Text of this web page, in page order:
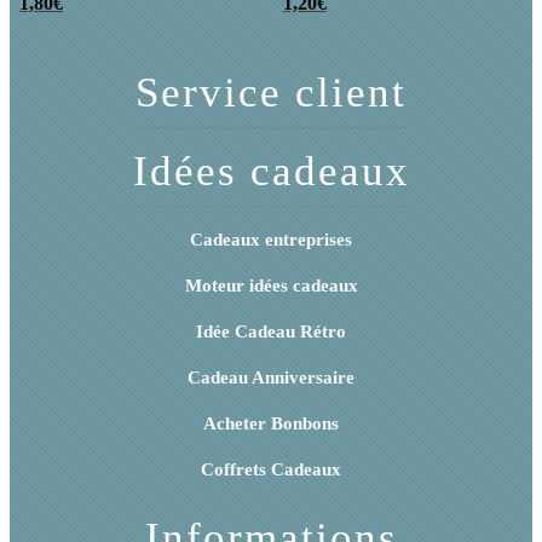
poudre (x20)
x 3
Service client
Idées cadeaux
Cadeaux entreprises
Moteur idées cadeaux
Idée Cadeau Rétro
Cadeau Anniversaire
Acheter Bonbons
Coffrets Cadeaux